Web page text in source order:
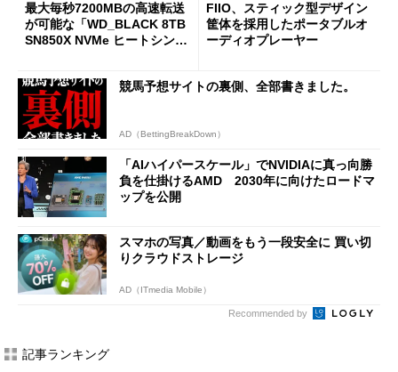
最大毎秒7200MBの高速転送
が可能な「WD_BLACK 8TB
SN850X NVMe ヒートシンク
FIIO、スティック型デザイン
筐体を採用したポータブルオ
ーディオプレーヤー
競馬予想サイトの裏側、全部書きました。
AD（BettingBreakDown）
「AIハイパースケール」でNVIDIAに真っ向勝
負を仕掛けるAMD 2030年に向けたロードマ
ップを公開
スマホの写真／動画をもう一段安全に 買い切
りクラウドストレージ
AD（ITmedia Mobile）
Recommended by
記事ランキング